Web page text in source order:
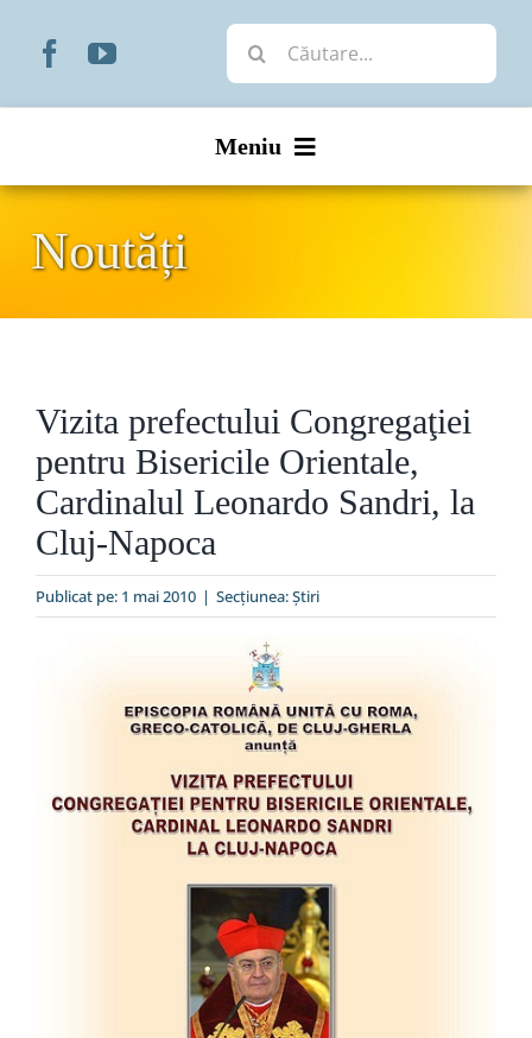
Cautare...
Meniu
Organizare
Liturgic
Special
Noutăți
Vizita prefectului Congregaţiei
pentru Bisericile Orientale,
Cardinalul Leonardo Sandri, la
Cluj-Napoca
Publicat pe: 1 mai 2010 | Secțiunea:Ştiri